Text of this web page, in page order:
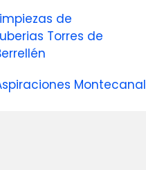
de
Torres de
Montecanal